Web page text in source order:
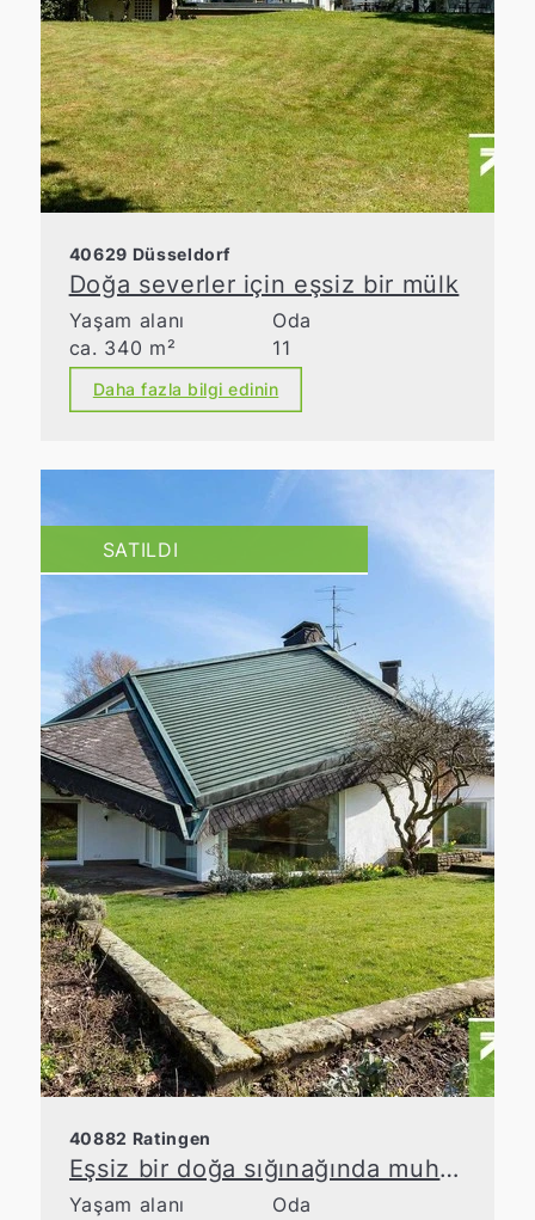
40629 Düsseldorf
Doğa severler için eşsiz bir mülk
Yaşam alanı
ca. 340 m²
Oda
11
Daha fazla bilgi edinin
SATILDI
40882 Ratingen
Eşsiz bir doğa sığınağında muhteşem villa mülkü
Yaşam alanı Oda